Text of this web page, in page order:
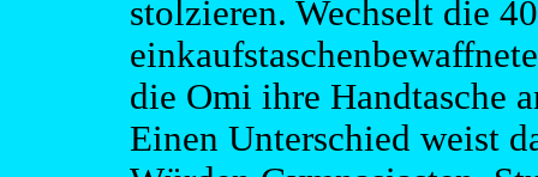
stolzieren. Wechselt die
die Omi ihre Handtasche
Einen Unterschied weist